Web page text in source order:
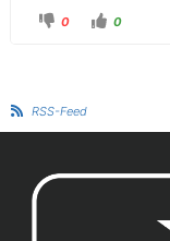
0 0
RSS-Feed